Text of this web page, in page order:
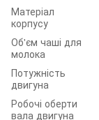
Матеріал
корпусу
Об'єм чаші для
молока
Потужність
двигуна
Робочі оберти
вала двигуна